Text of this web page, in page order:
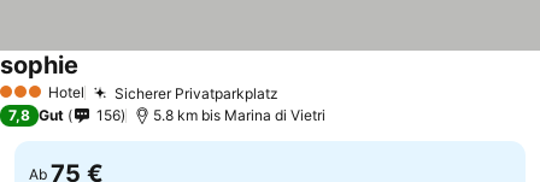
3 SterneHotel Sicherer Privatparkplatz
sophie
7,8 Gut 156 5.8 km bis Marina di Vietri
Ab 75 €